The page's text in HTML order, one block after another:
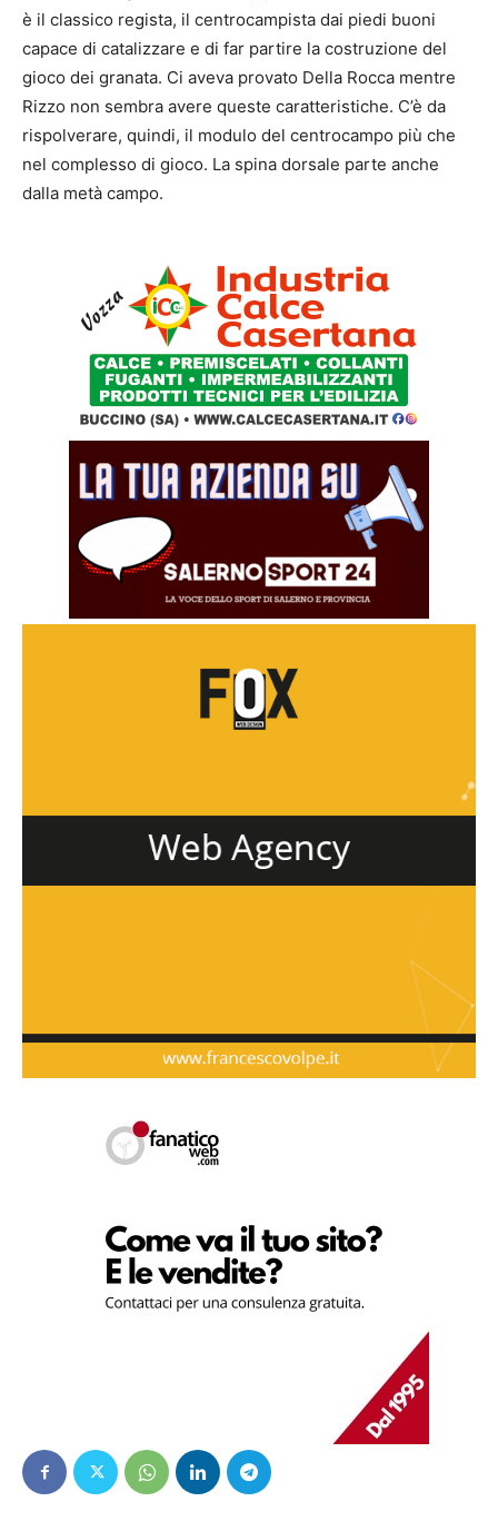
è il classico regista, il centrocampista dai piedi buoni
capace di catalizzare e di far partire la costruzione del
gioco dei granata. Ci aveva provato Della Rocca mentre
Rizzo non sembra avere queste caratteristiche. C’è da
rispolverare, quindi, il modulo del centrocampo più che
nel complesso di gioco. La spina dorsale parte anche
dalla metà campo.